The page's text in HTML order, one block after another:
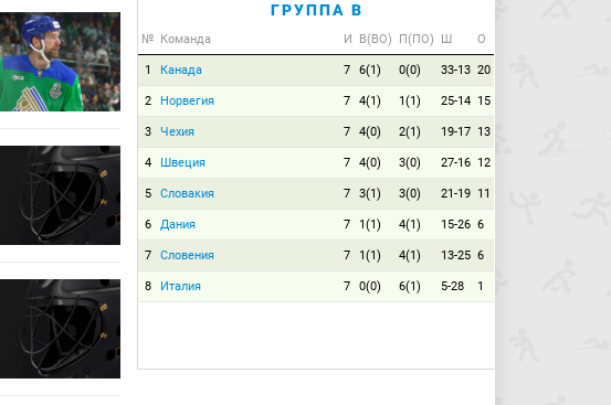
ГРУППА B
№ Команда И В(ВО) П(ПО) Ш О
1 Канада 7 6(1) 0(0) 33-13 20
2 Норвегия 7 4(1) 1(1) 25-14 15
3 Чехия 7 4(0) 2(1) 19-17 13
4 Швеция 7 4(0) 3(0) 27-16 12
5 Словакия 7 3(1) 3(0) 21-19 11
6 Дания 7 1(1) 4(1) 15-26 6
7 Словения 7 1(1) 4(1) 13-25 6
8 Италия 7 0(0) 6(1) 5-28 1